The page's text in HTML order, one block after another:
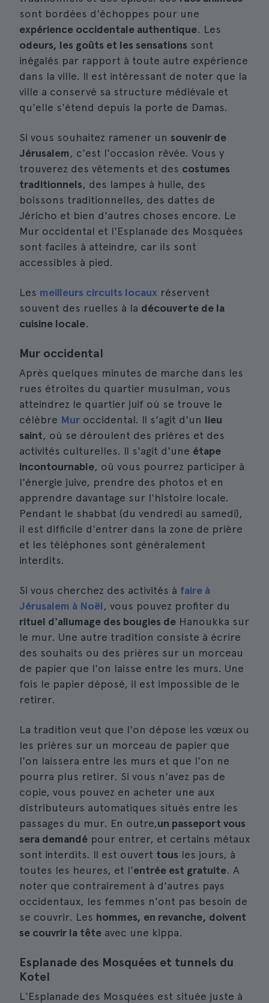
sont bordées d'échoppes pour une
expérience occidentale authentique. Les
odeurs, les goûts et les sensations sont
inégalés par rapport à toute autre expérience
dans la ville. Il est intéressant de noter que la
ville a conservé sa structure médiévale et
qu'elle s'étend depuis la porte de Damas.
Si vous souhaitez ramener un souvenir de
Jérusalem, c'est l'occasion rêvée. Vous y
trouverez des vêtements et des costumes
traditionnels, des lampes à huile, des
boissons traditionnelles, des dattes de
Jéricho et bien d'autres choses encore. Le
Mur occidental et l'Esplanade des Mosquées
sont faciles à atteindre, car ils sont
accessibles à pied.
Les meilleurs circuits locaux réservent
souvent des ruelles à la découverte de la
cuisine locale.
Mur occidental
Après quelques minutes de marche dans les
rues étroites du quartier musulman, vous
atteindrez le quartier juif où se trouve le
célèbre Mur occidental. Il s'agit d'un lieu
saint, où se déroulent des prières et des
activités culturelles. Il s'agit d'une étape
incontournable, où vous pourrez participer à
l'énergie juive, prendre des photos et en
apprendre davantage sur l'histoire locale.
Pendant le shabbat (du vendredi au samedi),
il est difficile d'entrer dans la zone de prière
et les téléphones sont généralement
interdits.
Si vous cherchez des activités à faire à
Jérusalem à Noël, vous pouvez profiter du
rituel d'allumage des bougies de Hanoukka sur
le mur. Une autre tradition consiste à écrire
des souhaits ou des prières sur un morceau
de papier que l'on laisse entre les murs. Une
fois le papier déposé, il est impossible de le
retirer.
La tradition veut que l'on dépose les vœux ou
les prières sur un morceau de papier que
l'on laissera entre les murs et que l'on ne
pourra plus retirer. Si vous n'avez pas de
copie, vous pouvez en acheter une aux
distributeurs automatiques situés entre les
passages du mur. En outre,un passeport vous
sera demandé pour entrer, et certains métaux
sont interdits. Il est ouvert tous les jours, à
toutes les heures, et l'entrée est gratuite. A
noter que contrairement à d'autres pays
occidentaux, les femmes n'ont pas besoin de
se couvrir. Les hommes, en revanche, doivent
se couvrir la tête avec une kippa.
Esplanade des Mosquées et tunnels du
Kotel
L'Esplanade des Mosquées est située juste à